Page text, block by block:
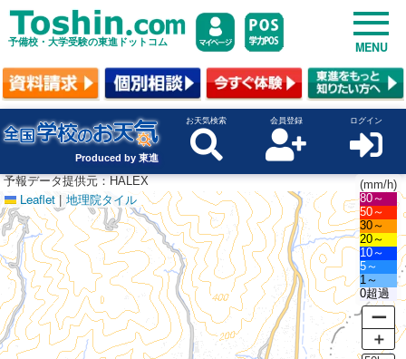
予備校・大学受験の東進ドットコム MENU
Produced by 東進
お天気検索 会員登録 ログイン
Leaflet | 地理院タイル
(mm/h)
80～
50～
30～
20～
10～
5～
1～
0超過
ー
＋
予報データ提供元：HALEX